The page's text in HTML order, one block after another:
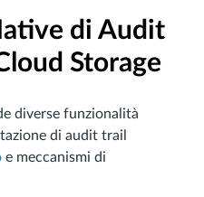
di Audit
Storage
diverse funzionalità
di audit trail
e meccanismi di